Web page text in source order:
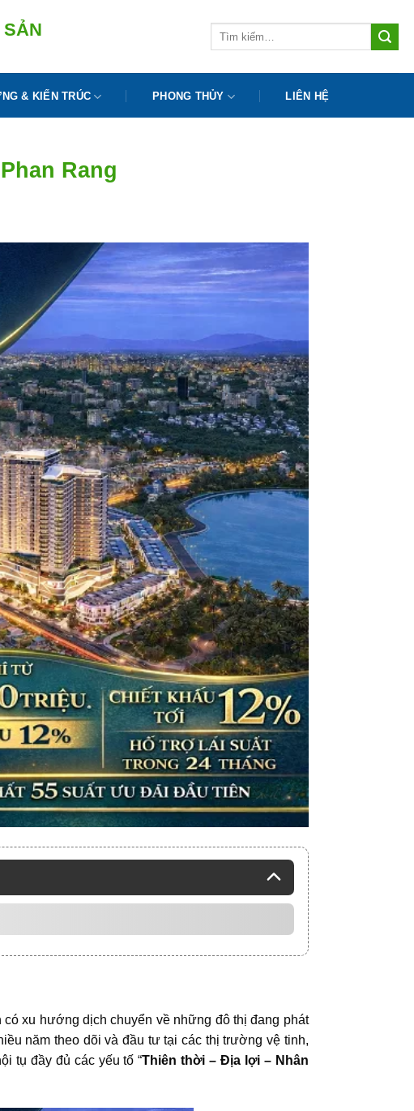
& KIẾN TRÚC PHONG THỦY LIÊN HỆ
Rang
xu hướng dịch chuyển về những đô thị đang phát
năm theo dõi và đầu tư tại các thị trường vệ tinh,
tụ đầy đủ các yếu tố “Thiên thời – Địa lợi – Nhân